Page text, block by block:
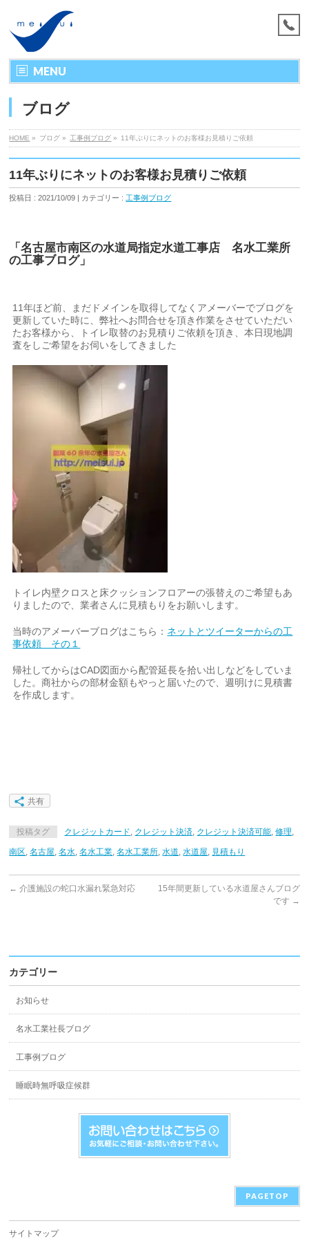
MENU
ブログ
HOME » ブログ » 工事例ブログ » 11年ぶりにネットのお客様お見積りご依頼
11年ぶりにネットのお客様お見積りご依頼
投稿日 : 2021/10/09 | カテゴリー : 工事例ブログ
「名古屋市南区の水道局指定水道工事店 名水工業所
の工事ブログ」
11年ほど前、まだドメインを取得してなくアメーバーでブログを
更新していた時に、弊社へお問合せを頂き作業をさせていただい
たお客様から、トイレ取替のお見積りご依頼を頂き、本日現地調
査をしご希望をお伺いをしてきました
トイレ内壁クロスと床クッションフロアーの張替えのご希望もあ
りましたので、業者さんに見積もりをお願いします。
当時のアメーバーブログはこちら： ネットとツイーターからの工
事依頼 その１
帰社してからはCAD図面から配管延長を拾い出しなどをしていま
した。商社からの部材金額もやっと届いたので、週明けに見積書
を作成します。
共有
投稿タグ クレジットカード, クレジット決済, クレジット決済可能,修理,
南区,名古屋,名水,名水工業,名水工業所,水道,水道屋, 見積もり
← 介護施設の蛇口水漏れ緊急対応
15年間更新している水道屋さんブログ
です →
カテゴリー
お知らせ
名水工業社長ブログ
工事例ブログ
睡眠時無呼吸症候群
PAGETOP
サイトマップ